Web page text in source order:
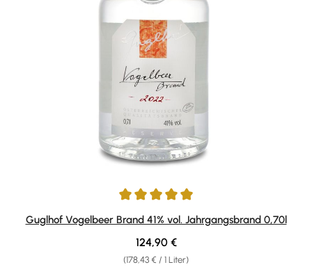
Durchschnittliche Bewertung von 4.92 von 5 Sternen
Guglhof Vogelbeer Brand 41% vol. Jahrgangsbrand 0,70l
(178,43 € / 1 Liter)
Regulärer Preis:
124,90 €